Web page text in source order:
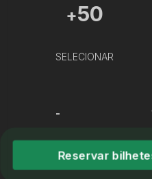
+50
SELECIONAR
-
Reservar